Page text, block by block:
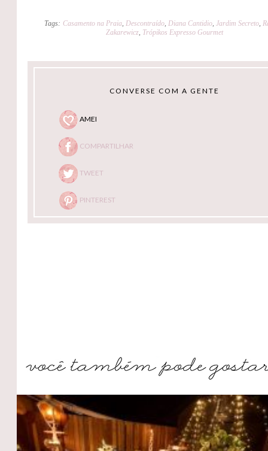
Tags: Casamento na Praia,Descontraído,Diana Cantidio,Jardim Secreto,
Zakarewicz, Trópikos Expresso Gourmet
CONVERSE COM A GENTE
AMEI
COMPARTILHAR
TWEET
PINTEREST